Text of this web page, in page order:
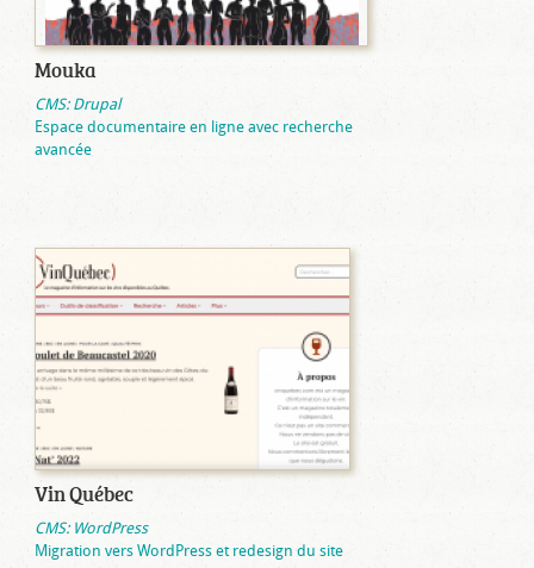
Mouka
CMS: Drupal
Espace documentaire en ligne avec recherche
avancée
Vin Québec
CMS: WordPress
Migration vers WordPress et redesign du site